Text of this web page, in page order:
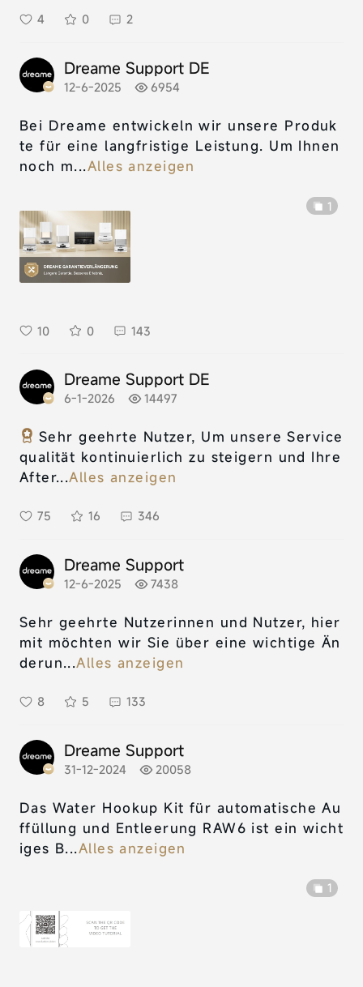
4 0 2
Dreame Support DE
12-6-2025 6954
Bei Dreame entwickeln wir unsere Produk
te für eine langfristige Leistung. Um Ihnen
noch m...Alles anzeigen
1
10 0 143
Dreame Support DE
6-1-2026 14497
Sehr geehrte Nutzer, Um unsere Service
qualität kontinuierlich zu steigern und Ihre
After...Alles anzeigen
75 16 346
Dreame Support
12-6-2025 7438
Sehr geehrte Nutzerinnen und Nutzer, hier
mit möchten wir Sie über eine wichtige Än
derun...Alles anzeigen
8 5 133
Dreame Support
31-12-2024 20058
Das Water Hookup Kit für automatische Au
ffüllung und Entleerung RAW6 ist ein wicht
iges B...Alles anzeigen
1